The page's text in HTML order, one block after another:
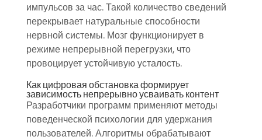
импульсов за час. Такой количество сведений
перекрывает натуральные способности
нервной системы. Мозг функционирует в
режиме непрерывной перегрузки, что
провоцирует устойчивую усталость.
Как цифровая обстановка формирует
зависимость непрерывно усваивать контент
Разработчики программ применяют методы
поведенческой психологии для удержания
пользователей. Алгоритмы обрабатывают